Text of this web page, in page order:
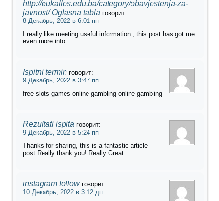
http://eukallos.edu.ba/category/obavjestenja-za-
javnost/ Oglasna tabla говорит:
8 Декабрь, 2022 в 6:01 пп
I really like meeting useful information , this post has got me
even more info! .
Ispitni termin говорит:
9 Декабрь, 2022 в 3:47 пп
free slots games online gambling online gambling
Rezultati ispita говорит:
9 Декабрь, 2022 в 5:24 пп
Thanks for sharing, this is a fantastic article
post.Really thank you! Really Great.
instagram follow говорит:
10 Декабрь, 2022 в 3:12 дп